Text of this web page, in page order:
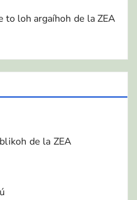
to loh argaíhoh de la ZEA
de la ZEA